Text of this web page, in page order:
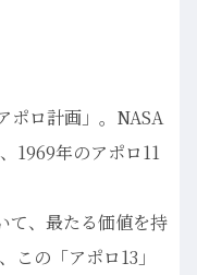
ポロ計画」。NASA
1969年のアポロ11
て、最たる価値を持
この「アポロ13」